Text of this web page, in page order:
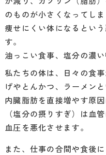
のものが小さくなってし
痩せにくい体になるとい
す。
油っこい食事、塩分の濃
私たちの体は、日々の食
げやとんかつ、ラーメン
内臓脂肪を直接増やす原
（塩分の摂りすぎ）は血
血圧を悪化させます。
また、仕事の合間や食後